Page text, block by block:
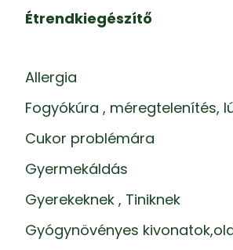
Étrendkiegészítő
Allergia
Fogyókúra , méregtelenítés,
Cukor problémára
Gyermekáldás
Gyerekeknek , Tiniknek
Gyógynövényes